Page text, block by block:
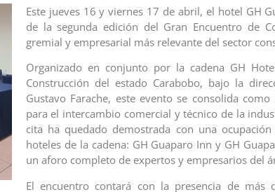
Este jueves 16 y viernes 17 de abril, el hotel GH
de la segunda edición del Gran Encuentro de
gremial y empresarial más relevante del sector
Organizado en conjunto por la cadena GH
Construcción del estado Carabobo, bajo la
Gustavo Farache, este evento se consolida
para el intercambio comercial y técnico de la
cita ha quedado demostrada con una
hoteles de la cadena: GH Guaparo Inn y GH
un aforo completo de expertos y empresarios del
El encuentro contará con la presencia de más